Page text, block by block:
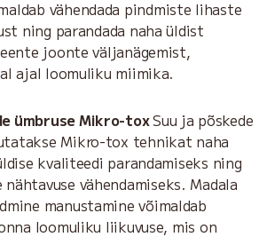
vähendada pindmiste lihaste
ning parandada naha üldist
joonte väljanägemist,
ajal loomuliku miimika.
ümbruse Mikro-toxSuu ja põskede
Mikro-tox tehnikat naha
kvaliteedi parandamiseks ning
vähendamiseks. Madala
manustamine võimaldab
loomuliku liikuvuse, mis on